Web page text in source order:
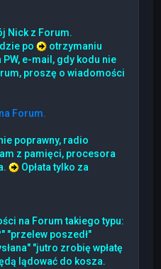
Nick z Forum.
po
otrzymaniu
e-mail, gdy kodu nie
proszę o wiadomości
Forum.
poprawny, radio
z pamięci, procesora
Opłata tylko za
na Forum takiego typu:
"przelew poszedł"
"jutro zrobię wpłatę
lądować do kosza.